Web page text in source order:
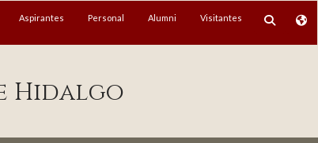
Aspirantes Personal Alumni Visitantes
Hidalgo